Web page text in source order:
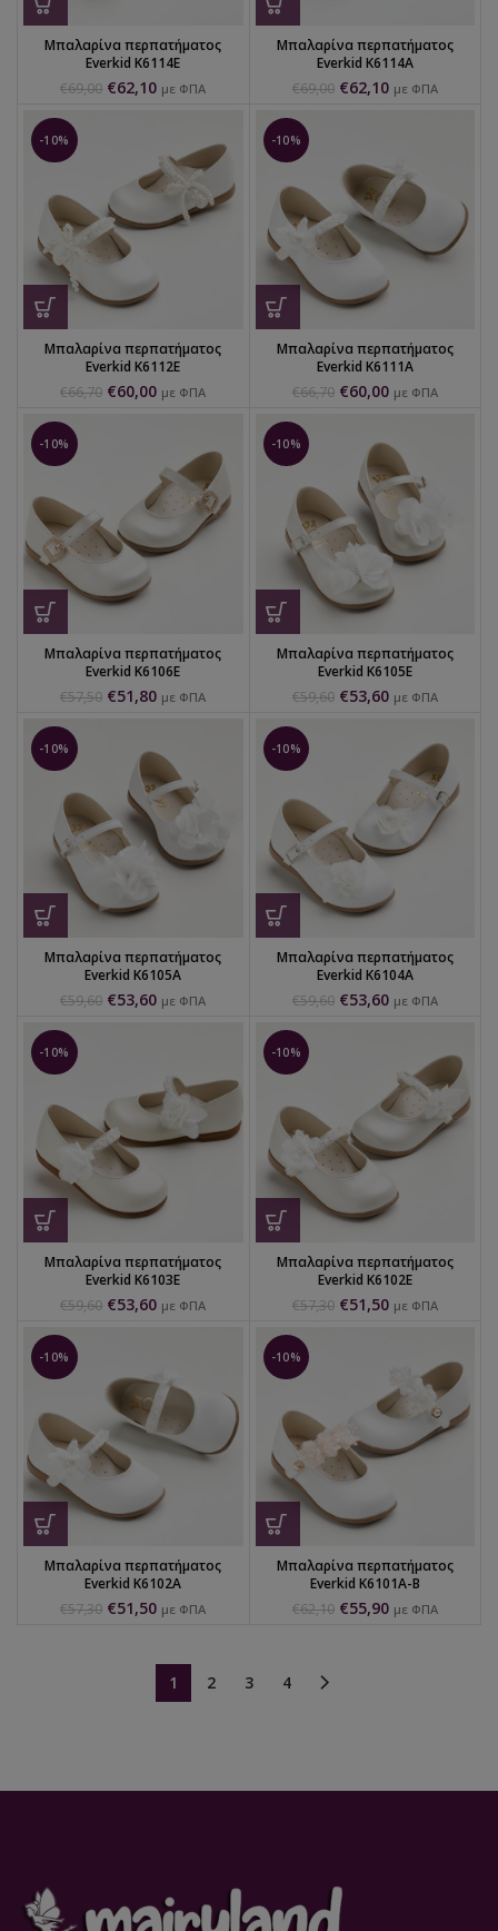
Μπαλαρίνα περπατήματος
Everkid K6114E
€69,00 €62,10 με ΦΠΑ
Μπαλαρίνα περπατήματος
Everkid K6114A
€69,00 €62,10 με ΦΠΑ
-10%
Μπαλαρίνα περπατήματος
Everkid K6112E
€66,70 €60,00 με ΦΠΑ
-10%
Μπαλαρίνα περπατήματος
Everkid K6111A
€66,70 €60,00 με ΦΠΑ
-10%
Μπαλαρίνα περπατήματος
Everkid K6106E
€57,50 €51,80 με ΦΠΑ
-10%
Μπαλαρίνα περπατήματος
Everkid K6105E
€59,60 €53,60 με ΦΠΑ
-10%
Μπαλαρίνα περπατήματος
Everkid K6105A
€59,60 €53,60 με ΦΠΑ
-10%
Μπαλαρίνα περπατήματος
Everkid K6104A
€59,60 €53,60 με ΦΠΑ
-10%
Μπαλαρίνα περπατήματος
Everkid K6103E
€59,60 €53,60 με ΦΠΑ
-10%
Μπαλαρίνα περπατήματος
Everkid K6102E
€57,30 €51,50 με ΦΠΑ
-10%
Μπαλαρίνα περπατήματος
Everkid K6102A
€57,30 €51,50 με ΦΠΑ
-10%
Μπαλαρίνα περπατήματος
Everkid K6101A-B
€62,10 €55,90 με ΦΠΑ
1 2 3 4